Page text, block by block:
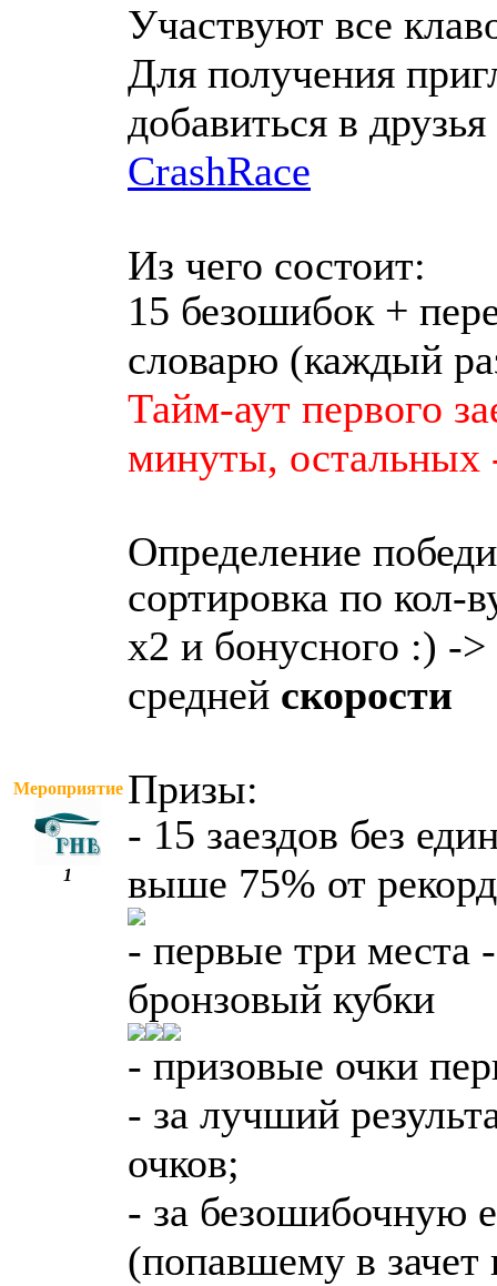
Мероприятие
1
Участвуют все
Для получения
добавиться в
CrashRace
Из чего состоит:
15 безошибок +
словарю (каждый
Тайм-аут первого
минуты, остальных
Определение
сортировка по кол-
х2 и бонусного :) -
средней скорости
Призы:
- 15 заездов без
выше 75% от
- первые три места
бронзовый кубки
- призовые очки
- за лучший
очков;
- за безошибочную
(попавшему в